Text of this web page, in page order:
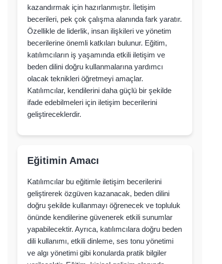
kazandırmak için hazırlanmıştır. İletişim
becerileri, pek çok çalışma alanında fark yaratır.
Özellikle de liderlik, insan ilişkileri ve yönetim
becerilerine önemli katkıları bulunur. Eğitim,
katılımcıların iş yaşamında etkili iletişim ve
beden dilini doğru kullanmalarına yardımcı
olacak teknikleri öğretmeyi amaçlar.
Katılımcılar, kendilerini daha güçlü bir şekilde
ifade edebilmeleri için iletişim becerilerini
geliştireceklerdir.
Eğitimin Amacı
Katılımcılar bu eğitimle iletişim becerilerini
geliştirerek özgüven kazanacak, beden dilini
doğru şekilde kullanmayı öğrenecek ve topluluk
önünde kendilerine güvenerek etkili sunumlar
yapabilecektir. Ayrıca, katılımcılara doğru beden
dili kullanımı, etkili dinleme, ses tonu yönetimi
ve algı yönetimi gibi konularda pratik bilgiler